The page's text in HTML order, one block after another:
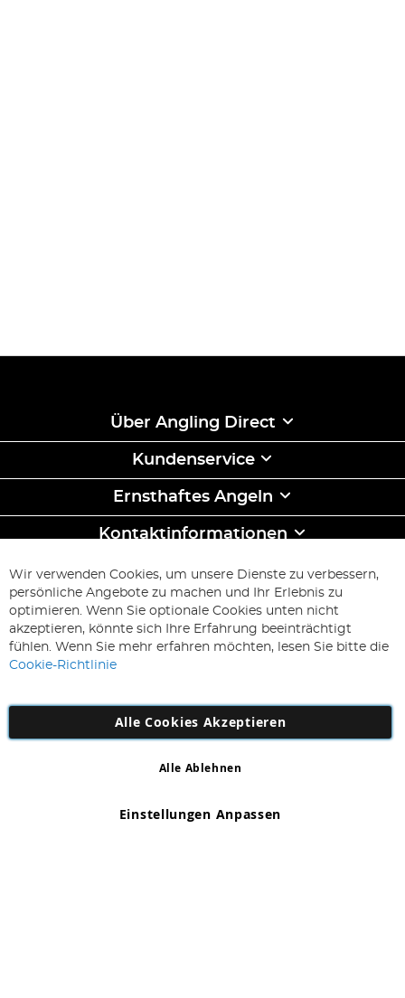
Über Angling Direct
Kundenservice
Ernsthaftes Angeln
Kontaktinformationen
ABONNIEREN & SPAREN
Melden
Sie
unseren
Newsletter
Abonnieren
Firmennummer: 863029607
Wir verwenden Cookies, um unsere Dienste zu verbessern,
persönliche Angebote zu machen und Ihr Erlebnis zu
optimieren. Wenn Sie optionale Cookies unten nicht
akzeptieren, könnte sich Ihre Erfahrung beeinträchtigt
fühlen. Wenn Sie mehr erfahren möchten, lesen Sie bitte die
Cookie-Richtlinie
Alle Cookies Akzeptieren
Einstellungen Anpassen
Alle Ablehnen